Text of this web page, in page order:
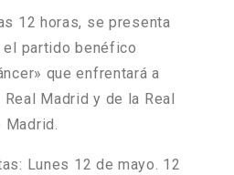
12 horas, se presenta
partido benéfico
que enfrentará a
Madrid y de la Real
Madrid.
: Lunes 12 de mayo. 12